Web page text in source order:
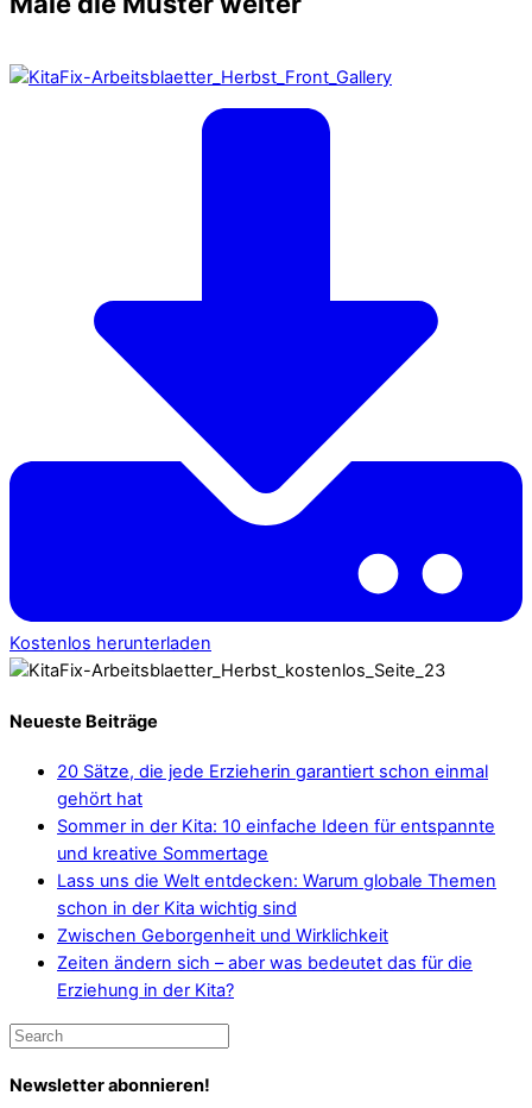
Kostenlos herunterladen
Neueste Beiträge
20 Sätze, die jede Erzieherin garantiert schon einmal
gehört hat
Sommer in der Kita: 10 einfache Ideen für entspannte
und kreative Sommertage
Lass uns die Welt entdecken: Warum globale Themen
schon in der Kita wichtig sind
Zwischen Geborgenheit und Wirklichkeit
Zeiten ändern sich – aber was bedeutet das für die
Erziehung in der Kita?
Newsletter abonnieren!